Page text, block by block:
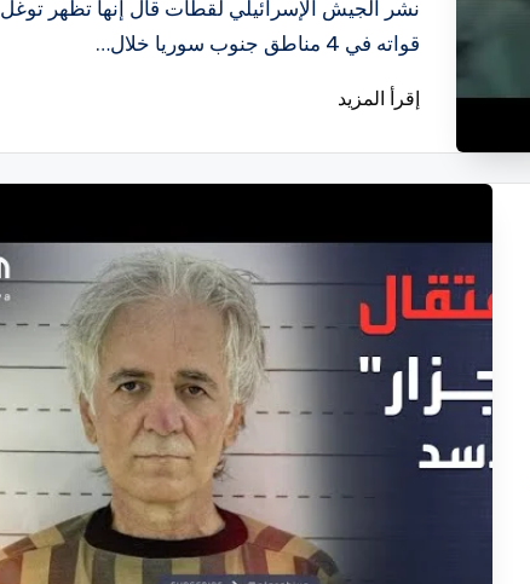
بواسطة
نشر الجيش الإسرائيلي لقطات قال إنها تظهر توغل
قواته في 4 مناطق جنوب سوريا خلال…
إقرأ المزيد